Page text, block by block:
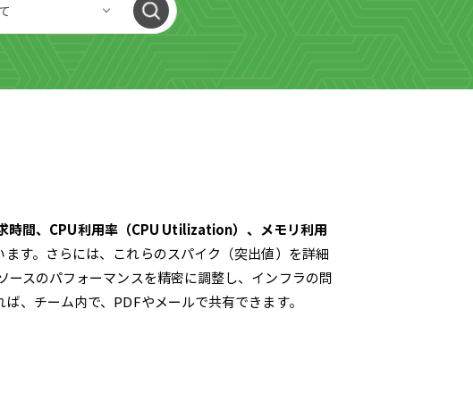
時間、CPU利用率（CPU Utilization）、メモリ利用
す。さらには、これらのスパイク（突出値）を詳細
スのパフォーマンスを精密に調整し、インフラの問
、チーム内で、PDFやメールで共有できます。